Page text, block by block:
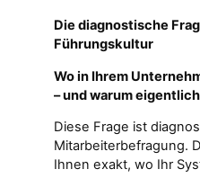
Die diagnostische
Führungskultur
Wo in Ihrem
– und warum
Diese Frage ist
Mitarbeiterbefragung.
Ihnen exakt, wo Ihr